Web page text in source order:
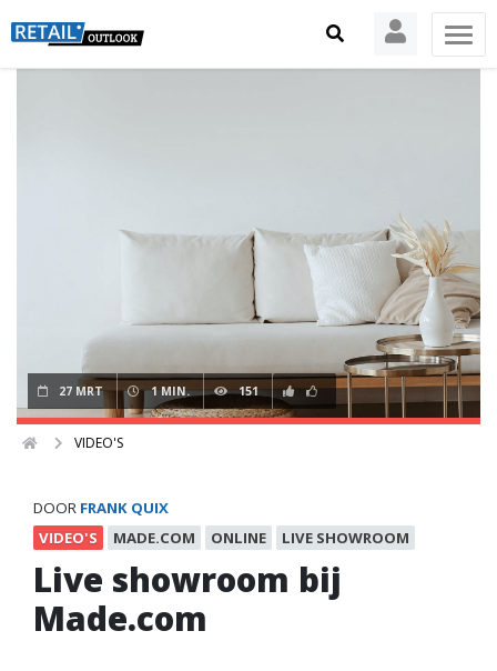
27 MRT 1 MIN. 151
VIDEO'S
DOOR FRANK QUIX
VIDEO'S
MADE.COM ONLINE LIVE SHOWROOM
Live showroom bij
Made.com